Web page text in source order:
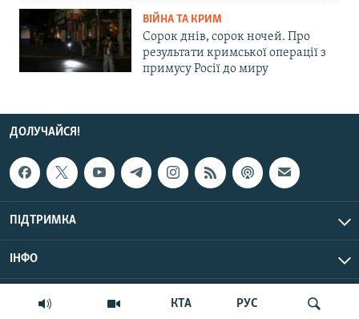
КТА РУС
ВІЙНА ТА КРИМ
Сорок днів, сорок ночей. Про
результати кримської операції з
примусу Росії до миру
ДОЛУЧАЙСЯ!
ПІДТРИМКА
ІНФО
© Крим.Реалії, 2026 | Усі права застережено.